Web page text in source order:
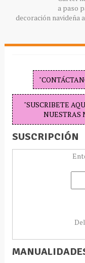
a paso
decoración navideña
"SUSCRIBETE
NUESTRAS
SUSCRIPCIÓN